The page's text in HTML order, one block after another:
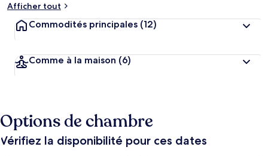
Afficher tout
Commodités principales (12)
Comme à la maison (6)
Options de chambre
Vérifiez la disponibilité pour ces dates